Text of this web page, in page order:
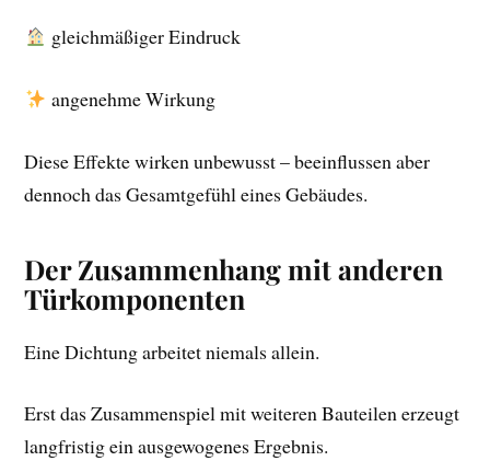
gleichmäßiger Eindruck
angenehme Wirkung
Diese Effekte wirken unbewusst – beeinflussen aber
dennoch das Gesamtgefühl eines Gebäudes.
Der Zusammenhang mit anderen
Türkomponenten
Eine Dichtung arbeitet niemals allein.
Erst das Zusammenspiel mit weiteren Bauteilen erzeugt
langfristig ein ausgewogenes Ergebnis.